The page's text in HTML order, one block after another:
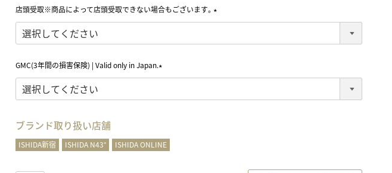
店頭受取※商品によって店頭受取できない場合もございます。
(
GMC(3年間の損害保険) | Valid only in Japan.
(
ブランド取り扱い店舗
ISHIDA新宿 ISHIDA N43° ISHIDA ONLINE